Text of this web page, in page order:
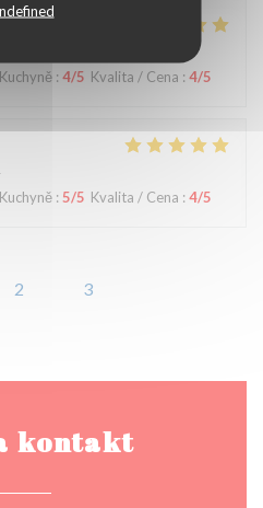
Kuchyně : 4/5 Kvalita / Cena : 4/5
Kuchyně : 5/5 Kvalita / Cena : 4/5
2 3
kontakt